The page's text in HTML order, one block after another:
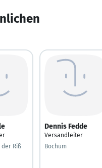
der Riß
Dennis Fedde
Versandleiter
Bochum